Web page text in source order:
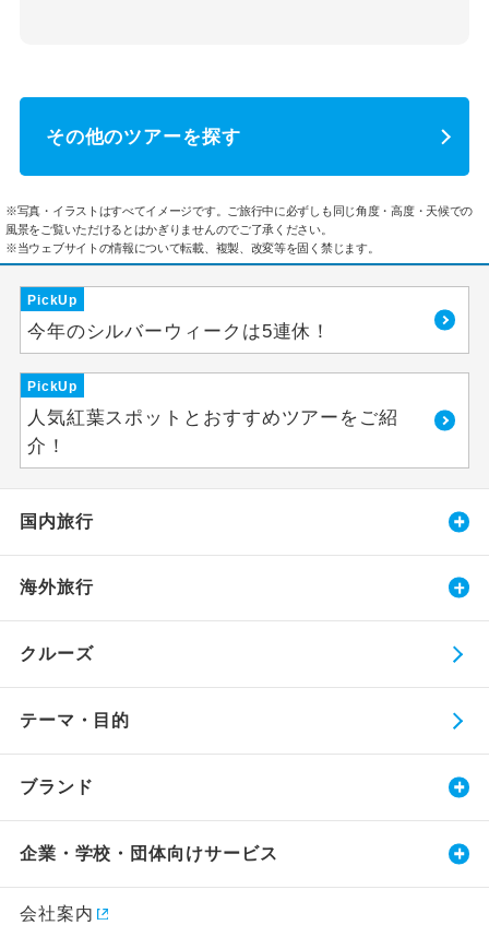
その他のツアーを探す
※写真・イラストはすべてイメージです。ご旅行中に必ずしも同じ角度・高度・天候での
風景をご覧いただけるとはかぎりませんのでご了承ください。
※当ウェブサイトの情報について転載、複製、改変等を固く禁じます。
PickUp
今年のシルバーウィークは5連休！
PickUp
人気紅葉スポットとおすすめツアーをご紹
介！
国内旅行
海外旅行
クルーズ
テーマ・目的
ブランド
企業・学校・団体向けサービス
会社案内